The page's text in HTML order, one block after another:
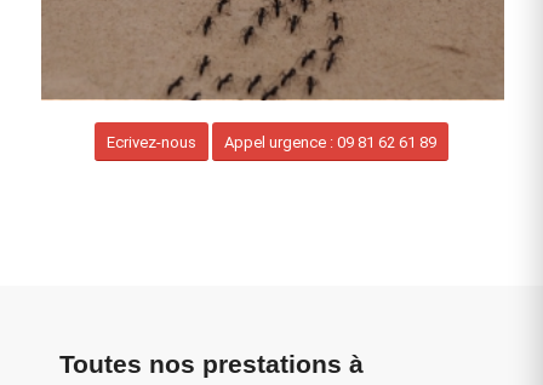
Ecrivez-nous Appel urgence : 09 81 62 61 89
Toutes nos prestations à